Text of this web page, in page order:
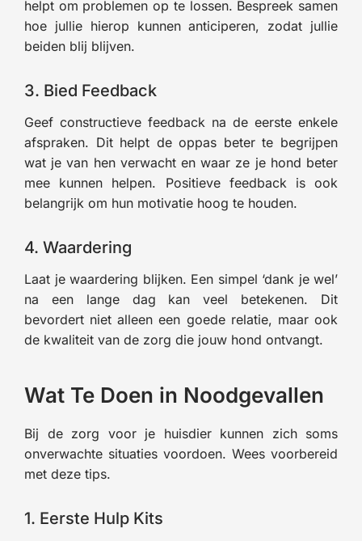
helpt om problemen op te lossen. Bespreek samen
hoe jullie hierop kunnen anticiperen, zodat jullie
beiden blij blijven.
3. Bied Feedback
Geef constructieve feedback na de eerste enkele
afspraken. Dit helpt de oppas beter te begrijpen
wat je van hen verwacht en waar ze je hond beter
mee kunnen helpen. Positieve feedback is ook
belangrijk om hun motivatie hoog te houden.
4. Waardering
Laat je waardering blijken. Een simpel ‘dank je wel’
na een lange dag kan veel betekenen. Dit
bevordert niet alleen een goede relatie, maar ook
de kwaliteit van de zorg die jouw hond ontvangt.
Wat Te Doen in Noodgevallen
Bij de zorg voor je huisdier kunnen zich soms
onverwachte situaties voordoen. Wees voorbereid
met deze tips.
1. Eerste Hulp Kits